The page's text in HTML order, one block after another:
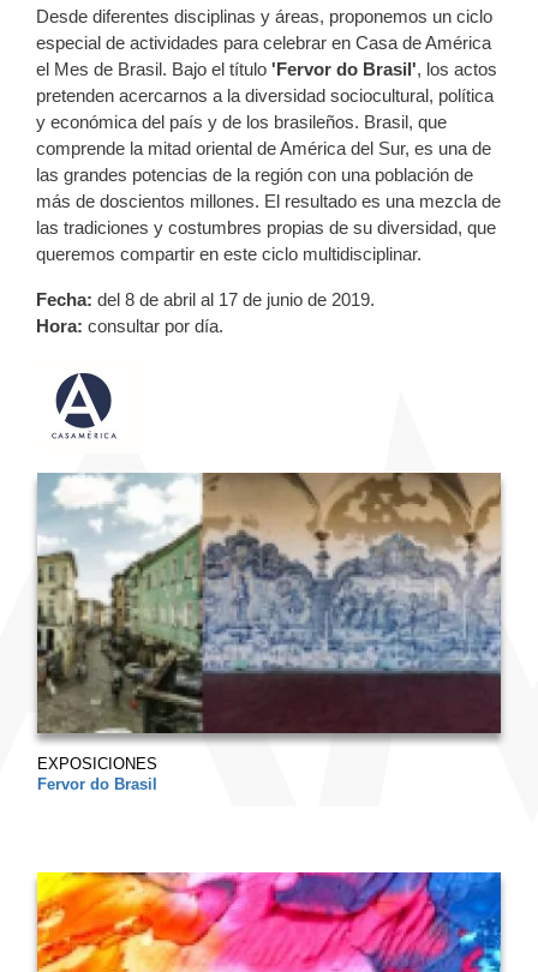
Desde diferentes disciplinas y áreas, proponemos un ciclo
especial de actividades para celebrar en Casa de América
el Mes de Brasil. Bajo el título 'Fervor do Brasil', los actos
pretenden acercarnos a la diversidad sociocultural, política
y económica del país y de los brasileños. Brasil, que
comprende la mitad oriental de América del Sur, es una de
las grandes potencias de la región con una población de
más de doscientos millones. El resultado es una mezcla de
las tradiciones y costumbres propias de su diversidad, que
queremos compartir en este ciclo multidisciplinar.
Fecha: del 8 de abril al 17 de junio de 2019.
Hora: consultar por día.
EXPOSICIONES
Fervor do Brasil